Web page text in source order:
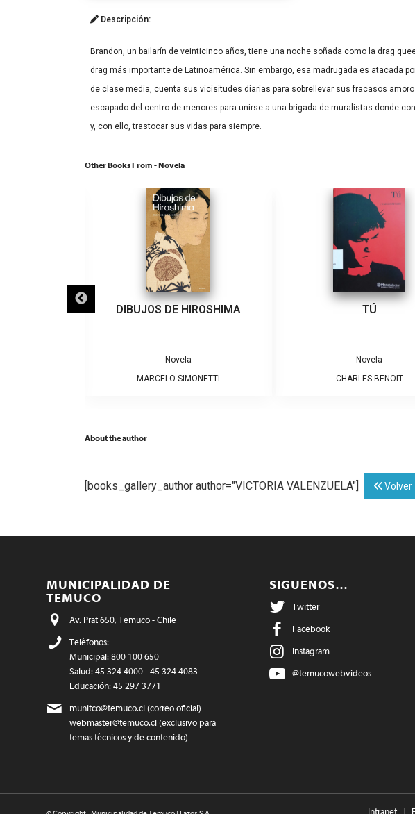
Descripción:
Brandon, un bailarín de veinticinco años, tiene una noche soñada como la drag
drag más importante de Latinoamérica. Sin embargo, esa madrugada es atacada
de clase media, cuenta sus vicisitudes diarias para sobrellevar sus fracasos
escapado del centro de menores para unirse a una brigada de muralistas donde
y, con ello, trastocar sus vidas para siempre.
Other Books From - Novela
DIBUJOS DE HIROSHIMA
Novela
MARCELO SIMONETTI
TÚ
Novela
CHARLES BENOIT
About the author
[books_gallery_author author="VICTORIA VALENZUELA"] Volver
MUNICIPALIDAD DE
TEMUCO
Av. Prat 650, Temuco - Chile
Teléfonos:
Municipal: 800 100 650
Salud: 45 324 4000 - 45 324 4083
Educación: 45 297 3771
munitco@temuco.cl (correo oficial)
webmaster@temuco.cl (exclusivo para
temas técnicos y de contenido)
SIGUENOS…
Twitter
Facebook
Instagram
@temucowebvideos
Intranet